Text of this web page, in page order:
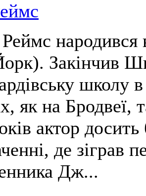
Реймс
Закінчив
школу
як на Бродвеї,
актор досить
де зіграв
Дж...